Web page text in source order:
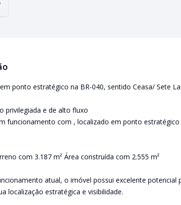
ponto estratégico na BR-040, sentido Ceasa/ Sete
privilegiada e de alto fluxo
funcionamento com , localizado em ponto
com 3.187 m² Área construída com 2.555 m²
atual, o imóvel possui excelente potencial
localização estratégica e visibilidade.